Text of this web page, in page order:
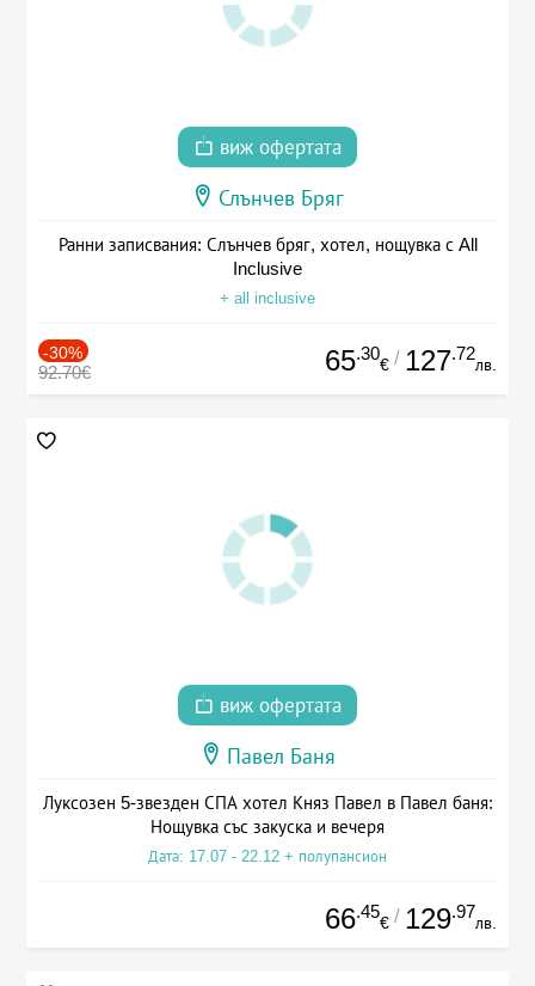
виж офертата
Слънчев Бряг
Ранни записвания: Слънчев бряг, хотел, нощувка с All
Inclusive
+ all inclusive
-30%
92.70€ 65.30
€ / 127.72
лв.
виж офертата
Павел Баня
Луксозен 5-звезден СПА хотел Княз Павел в Павел баня:
Нощувка със закуска и вечеря
Дата: 17.07 - 22.12 + полупансион
66.45
€ / 129.97
лв.